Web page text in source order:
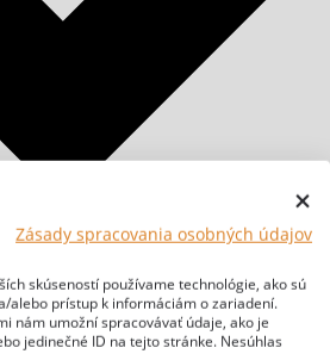
Zásady spracovania osobných údajov
skúseností používame technológie, ako sú
alebo prístup k informáciám o zariadení.
nám umožní spracovávať údaje, ako je
jedinečné ID na tejto stránke. Nesúhlas